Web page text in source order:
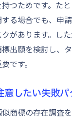
つためです。た
る場合でも、申
があります。し
出願を検討し、
です。
意したい失敗パ
商標の存在調査